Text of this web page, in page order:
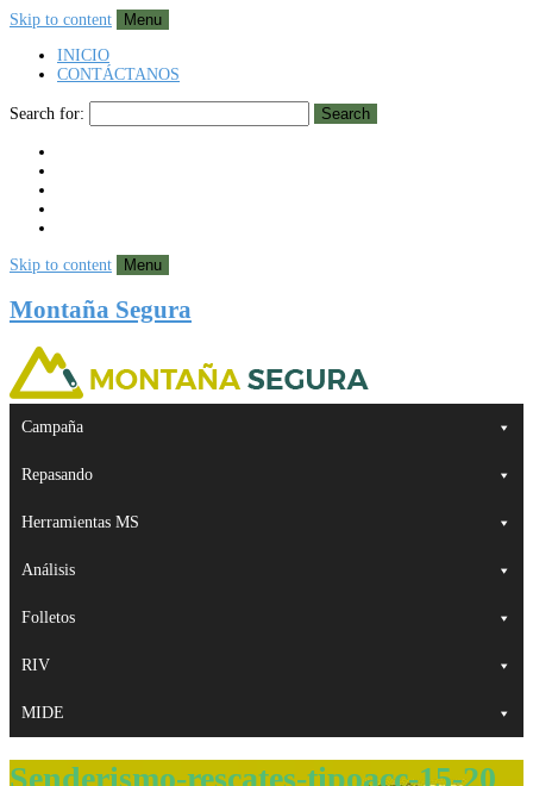
Skip to content
Menu
INICIO
CONTÁCTANOS
Search for: Search
Skip to content Menu
Montaña Segura
Campaña
Repasando
Herramientas MS
Análisis
Folletos
RIV
MIDE
Senderismo-rescates-tipoacc-15-20